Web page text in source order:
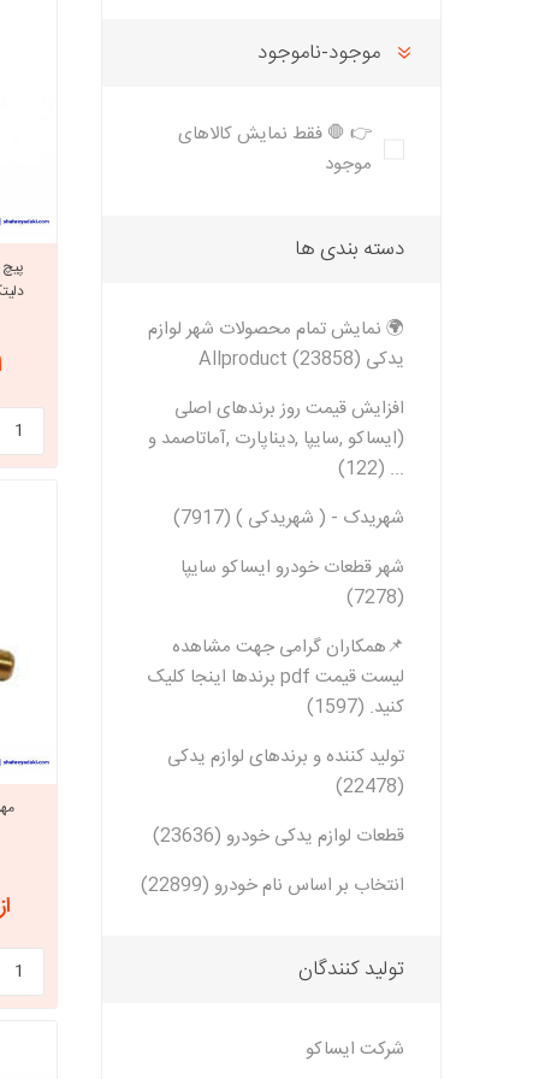
تخصصی
تخصصی
تخصصی
تخصصی 407
خانواده
مشترک
تخصصی
Dongil
نیرو
شرکت امیرنیا شرکت شیفتن
Fal Gostar
دلیتکس 8
از
موجود-ناموجود
👉 🛑 فقط نمایش کالاهای
موجود
دسته بندی ها
🌍 نمایش تمام محصولات شهر لوازم
یدکی Allproduct (23858)
افزایش قیمت روز برندهای اصلی
(ایساکو ,سایپا ,دیناپارت ,آماتاصمد و
... (122)
شهریدک - ( شهریدکی ) (7917)
شهر قطعات خودرو ایساکو سایپا
(7278)
📌همکاران گرامی جهت مشاهده
لیست قیمت pdf برندها اینجا کلیک
کنید. (1597)
تولید کننده و برندهای لوازم یدکی
(22478)
قطعات لوازم یدکی خودرو (23636)
انتخاب بر اساس نام خودرو (22899)
تولید کنندگان
شرکت ایساکو